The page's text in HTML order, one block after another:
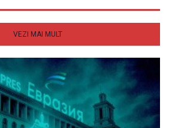
VEZI MAI MULT